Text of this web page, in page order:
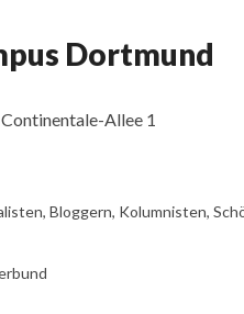
Dortmund
Allee 1
Bloggern, Kolumnisten,